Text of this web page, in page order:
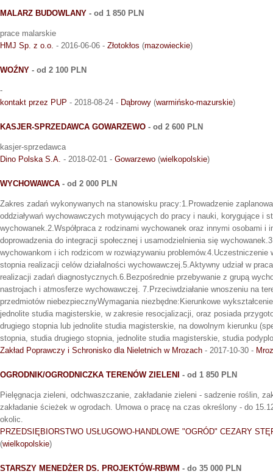
MALARZ BUDOWLANY - od 1 850 PLN
prace malarskie
HMJ Sp. z o.o. - 2016-06-06 - Złotokłos (mazowieckie)
WOŹNY - od 2 100 PLN
-
kontakt przez PUP - 2018-08-24 - Dąbrowy (warmińsko-mazurskie)
KASJER-SPRZEDAWCA GOWARZEWO - od 2 600 PLN
kasjer-sprzedawca
Dino Polska S.A. - 2018-02-01 - Gowarzewo (wielkopolskie)
WYCHOWAWCA - od 2 000 PLN
Zakres zadań wykonywanych na stanowisku pracy:1.Prowadzenie
oddziaływań wychowawczych motywujących do pracy i nauki, korygujące i
wychowanek.2.Współpraca z rodzinami wychowanek oraz innymi osobami i
doprowadzenia do integracji społecznej i usamodzielnienia się
wychowankom i ich rodzicom w rozwiązywaniu problemów.4.Uczestniczenie
stopnia realizacji celów działalności wychowawczej.5.Aktywny udział w
realizacji zadań diagnostycznych.6.Bezpośrednie przebywanie z grupą
nastrojach i atmosferze wychowawczej. 7.Przeciwdziałanie wnoszeniu na
przedmiotów niebezpiecznyWymagania niezbędne:Kierunkowe
jednolite studia magisterskie, w zakresie resocjalizacji, oraz posiada
drugiego stopnia lub jednolite studia magisterskie, na dowolnym kierunku
stopnia, studia drugiego stopnia, jednolite studia magisterskie, studia
Zakład Poprawczy i Schronisko dla Nieletnich w Mrozach - 2017-10-30 -
OGRODNIK/OGRODNICZKA TERENÓW ZIELENI - od 1 850 PLN
Pielęgnacja zieleni, odchwaszczanie, zakładanie zieleni - sadzenie roślin,
zakładanie ścieżek w ogrodach. Umowa o pracę na czas określony - do
okolic.
PRZEDSIĘBIORSTWO USŁUGOWO-HANDLOWE "OGRÓD" CEZARY
(wielkopolskie)
STARSZY MENEDŻER DS. PROJEKTÓW-RBWM - do 35 000 PLN